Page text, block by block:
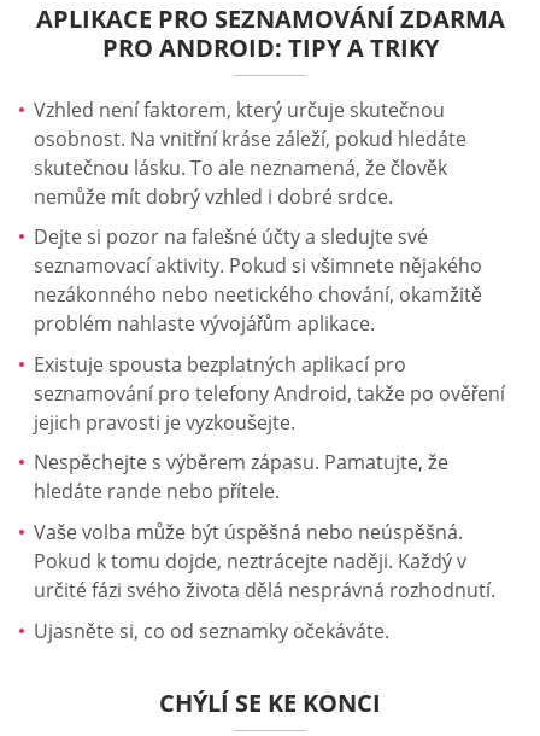
APLIKACE PRO SEZNAMOVÁNÍ ZDARMA
PRO ANDROID: TIPY A TRIKY
Vzhled není faktorem, který určuje skutečnou
osobnost. Na vnitřní kráse záleží, pokud hledáte
skutečnou lásku. To ale neznamená, že člověk
nemůže mít dobrý vzhled i dobré srdce.
Dejte si pozor na falešné účty a sledujte své
seznamovací aktivity. Pokud si všimnete nějakého
nezákonného nebo neetického chování, okamžitě
problém nahlaste vývojářům aplikace.
Existuje spousta bezplatných aplikací pro
seznamování pro telefony Android, takže po ověření
jejich pravosti je vyzkoušejte.
Nespěchejte s výběrem zápasu. Pamatujte, že
hledáte rande nebo přítele.
Vaše volba může být úspěšná nebo neúspěšná.
Pokud k tomu dojde, neztrácejte naději. Každý v
určité fázi svého života dělá nesprávná rozhodnutí.
Ujasněte si, co od seznamky očekáváte.
CHÝLÍ SE KE KONCI